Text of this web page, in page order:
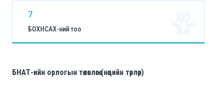
7
БОХНСАХ-ний тоо
БНАТ-ийн орлогын төлөвлөгөө (нөөцийн төрлөөр)